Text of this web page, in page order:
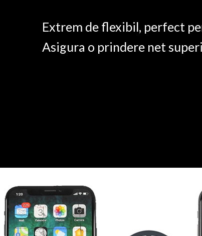
Extrem de flexibil, perfect
Asigura o prindere net